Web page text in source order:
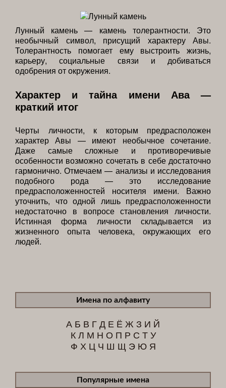
Лунный камень — камень толерантности. Это
необычный символ, присущий характеру Авы.
Толерантность помогает ему выстроить жизнь,
карьеру, социальные связи и добиваться
одобрения от окружения.
Характер и тайна имени Ава —
краткий итог
Черты личности, к которым предрасположен
характер Авы — имеют необычное сочетание.
Даже самые сложные и противоречивые
особенности возможно сочетать в себе достаточно
гармонично. Отмечаем — анализы и исследования
подобного рода — это исследование
предрасположенностей носителя имени. Важно
уточнить, что одной лишь предрасположенности
недостаточно в вопросе становления личности.
Истинная форма личности складывается из
жизненного опыта человека, окружающих его
людей.
Имена по алфавиту
А Б В ГД Е Ё Ж З И Й
К Л М Н О П Р С Т У
Ф Х Ц Ч Ш Щ Э Ю Я
Популярные имена